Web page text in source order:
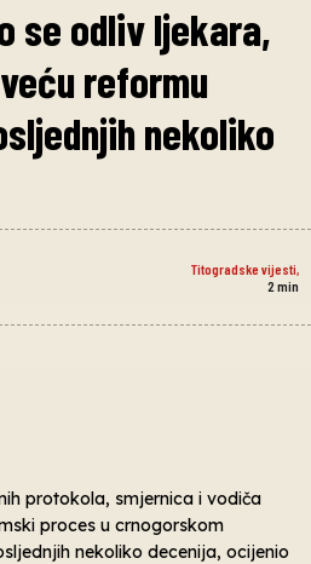
se odliv ljekara,
reformu
nekoliko
Titogradske vijesti
2 min
protokola, smjernica i vodiča
proces u crnogorskom
nekoliko decenija, ocijenio